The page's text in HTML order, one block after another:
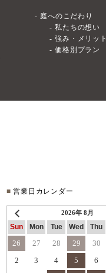
庭へのこだわり
私たちの想い
強み・メリット
価格別プラン
■営業日カレンダー
2026年 8月
Sun Mon Tue Wed Thu
26 27 28 29 30
2
3 4 5 6